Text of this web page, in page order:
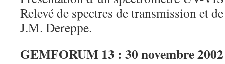
Relevé de spectres de transmission et
J.M. Dereppe.
GEMFORUM 13 : 30 novembre 2002